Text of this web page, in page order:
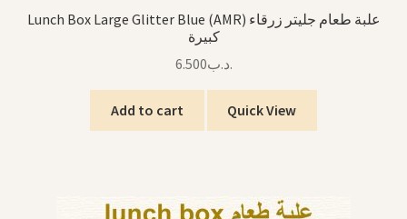
Lunch Box Large Glitter Blue (AMR) علبة طعام جليتر زرقاء
كبيرة
.د.ب6.500
Add to cart Quick View